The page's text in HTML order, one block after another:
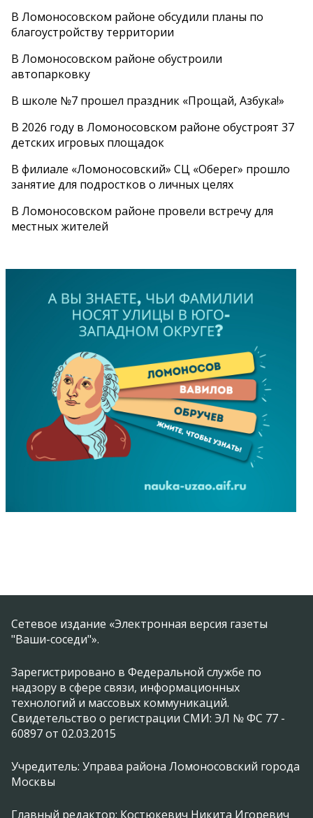
В Ломоносовском районе обсудили планы по
благоустройству территории
В Ломоносовском районе обустроили
автопарковку
В школе №7 прошел праздник «Прощай, Азбука!»
В 2026 году в Ломоносовском районе обустроят 37
детских игровых площадок
В филиале «Ломоносовский» СЦ «Оберег» прошло
занятие для подростков о личных целях
В Ломоносовском районе провели встречу для
местных жителей
Сетевое издание «Электронная версия газеты
"Ваши-соседи"».
Зарегистрировано в Федеральной службе по
надзору в сфере связи, информационных
технологий и массовых коммуникаций.
Свидетельство о регистрации СМИ: ЭЛ № ФС 77 -
60897 от 02.03.2015
Учредитель: Управа района Ломоносовский города
Москвы
Главный редактор: Костюкевич Никита Игоревич